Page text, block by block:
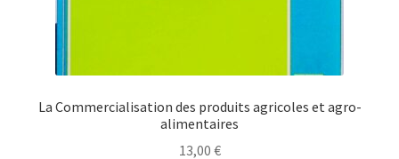
La Commercialisation des produits agricoles et agro-
alimentaires
13,00 €